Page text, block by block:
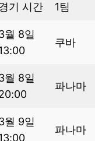
기 시간 1팀
월 8일
쿠바
월 8일
파나마
월 9일
파나마